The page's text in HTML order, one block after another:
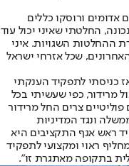
אדומים ורוסקו כללים
החלטתי שאיני יכול עוד
ההחלטות השגויות. איני
שכל אזרחי ישראל
כניסתי לתפקיד הענקתי
מרידור, כפי שעשיתי בכל
צרים החל מרידור
ונגד המדיניות
ראש אגף התקציבים היא
ראוי ומקצועי לתפקיד
בתקופה מאתגרת זו".